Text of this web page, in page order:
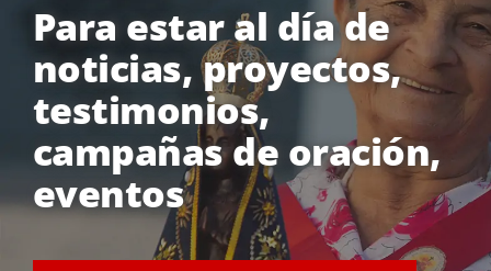
Para estar al día de
noticias, proyectos,
testimonios,
campañas de oración,
eventos